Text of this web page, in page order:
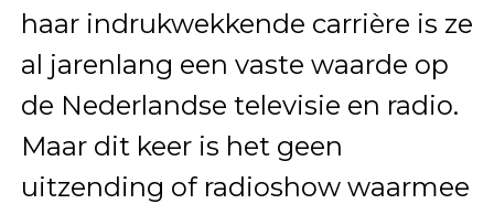
haar indrukwekkende carrière is ze
al jarenlang een vaste waarde op
de Nederlandse televisie en radio.
Maar dit keer is het geen
uitzending of radioshow waarmee